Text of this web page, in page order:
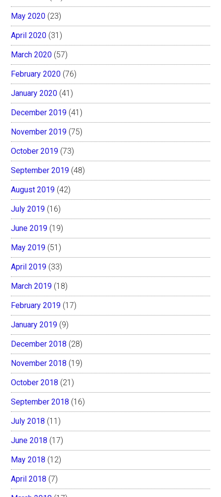
May 2020 (23)
April 2020 (31)
March 2020 (57)
February 2020 (76)
January 2020 (41)
December 2019 (41)
November 2019 (75)
October 2019 (73)
September 2019 (48)
August 2019 (42)
July 2019 (16)
June 2019 (19)
May 2019 (51)
April 2019 (33)
March 2019 (18)
February 2019 (17)
January 2019 (9)
December 2018 (28)
November 2018 (19)
October 2018 (21)
September 2018 (16)
July 2018 (11)
June 2018 (17)
May 2018 (12)
April 2018 (7)